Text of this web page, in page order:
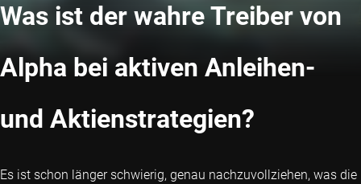
Was ist der wahre Treiber von
Alpha bei aktiven Anleihen-
und Aktienstrategien?
Es ist schon länger schwierig, genau nachzuvollziehen, was die